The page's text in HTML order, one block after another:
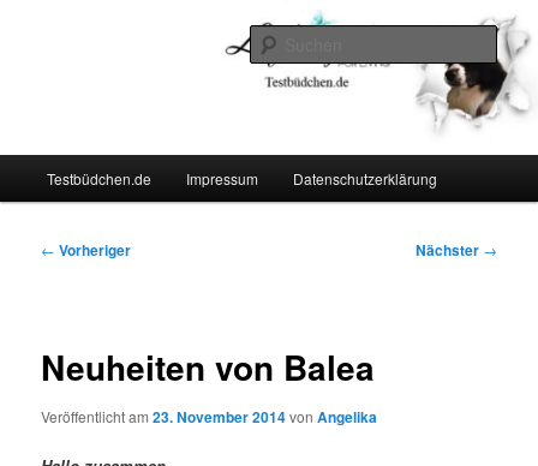
Testbüdchen.de Impressum Datenschutzerklärung
Beitragsnavigation
← Vorheriger Nächster →
Neuheiten von Balea
Veröffentlicht am23. November 2014vonAngelika